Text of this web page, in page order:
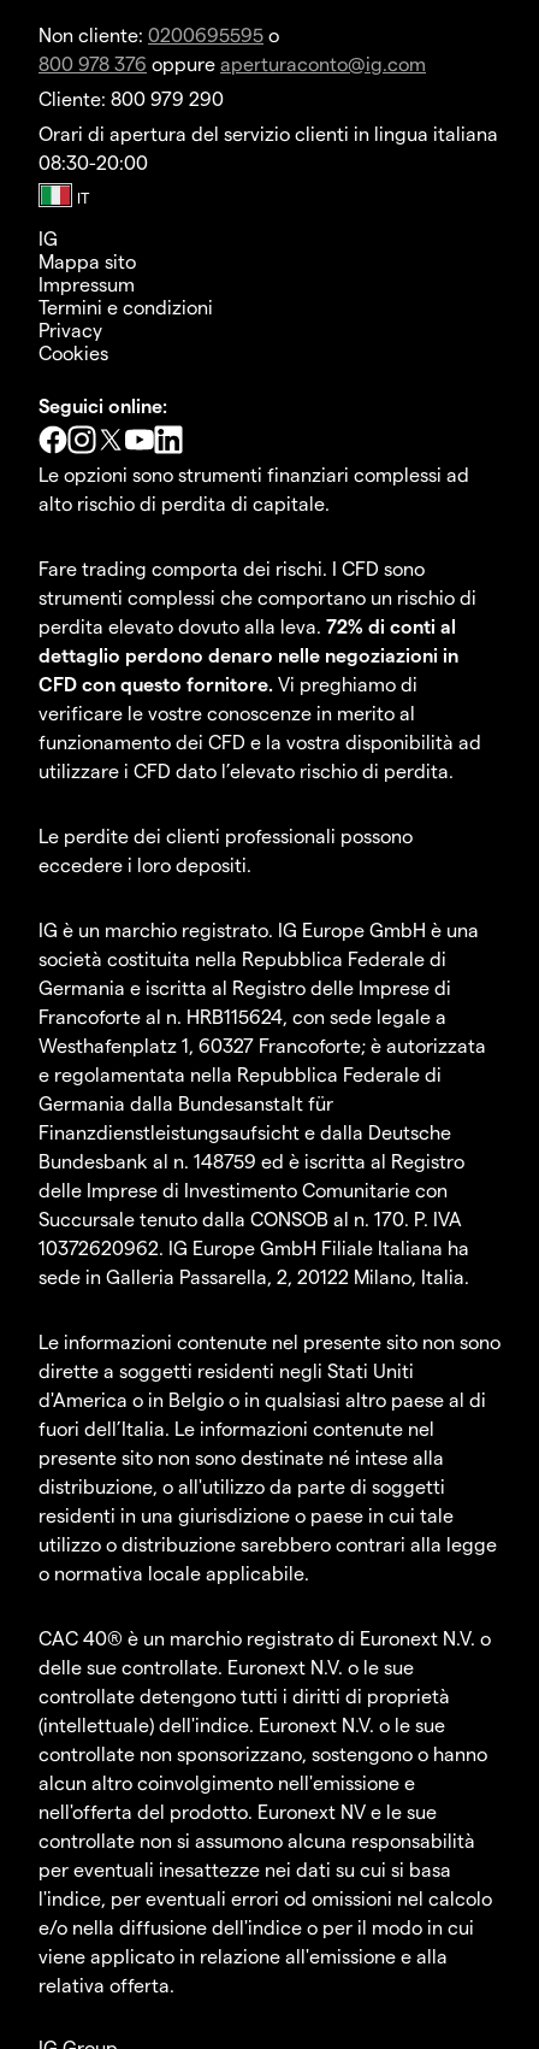
Non cliente: 0200695595 o
800 978 376 oppure aperturaconto@ig.com
Cliente: 800 979 290
Orari di apertura del servizio clienti in lingua italiana
08:30-20:00
IG
Mappa sito
Impressum
Termini e condizioni
Privacy
Cookies
Seguici online:
Le opzioni sono strumenti finanziari complessi ad
alto rischio di perdita di capitale.
Fare trading comporta dei rischi. I CFD sono
strumenti complessi che comportano un rischio di
perdita elevato dovuto alla leva. 72% di conti al
dettaglio perdono denaro nelle negoziazioni in
CFD con questo fornitore. Vi preghiamo di
verificare le vostre conoscenze in merito al
funzionamento dei CFD e la vostra disponibilità ad
utilizzare i CFD dato l’elevato rischio di perdita.
Le perdite dei clienti professionali possono
eccedere i loro depositi.
IG è un marchio registrato. IG Europe GmbH è una
società costituita nella Repubblica Federale di
Germania e iscritta al Registro delle Imprese di
Francoforte al n. HRB115624, con sede legale a
Westhafenplatz 1, 60327 Francoforte; è autorizzata
e regolamentata nella Repubblica Federale di
Germania dalla Bundesanstalt für
Finanzdienstleistungsaufsicht e dalla Deutsche
Bundesbank al n. 148759 ed è iscritta al Registro
delle Imprese di Investimento Comunitarie con
Succursale tenuto dalla CONSOB al n. 170. P. IVA
10372620962. IG Europe GmbH Filiale Italiana ha
sede in Galleria Passarella, 2, 20122 Milano, Italia.
Le informazioni contenute nel presente sito non sono
dirette a soggetti residenti negli Stati Uniti
d'America o in Belgio o in qualsiasi altro paese al di
fuori dell’Italia. Le informazioni contenute nel
presente sito non sono destinate né intese alla
distribuzione, o all'utilizzo da parte di soggetti
residenti in una giurisdizione o paese in cui tale
utilizzo o distribuzione sarebbero contrari alla legge
o normativa locale applicabile.
CAC 40® è un marchio registrato di Euronext N.V. o
delle sue controllate. Euronext N.V. o le sue
controllate detengono tutti i diritti di proprietà
(intellettuale) dell'indice. Euronext N.V. o le sue
controllate non sponsorizzano, sostengono o hanno
alcun altro coinvolgimento nell'emissione e
nell'offerta del prodotto. Euronext NV e le sue
controllate non si assumono alcuna responsabilità
per eventuali inesattezze nei dati su cui si basa
l'indice, per eventuali errori od omissioni nel calcolo
e/o nella diffusione dell'indice o per il modo in cui
viene applicato in relazione all'emissione e alla
relativa offerta.